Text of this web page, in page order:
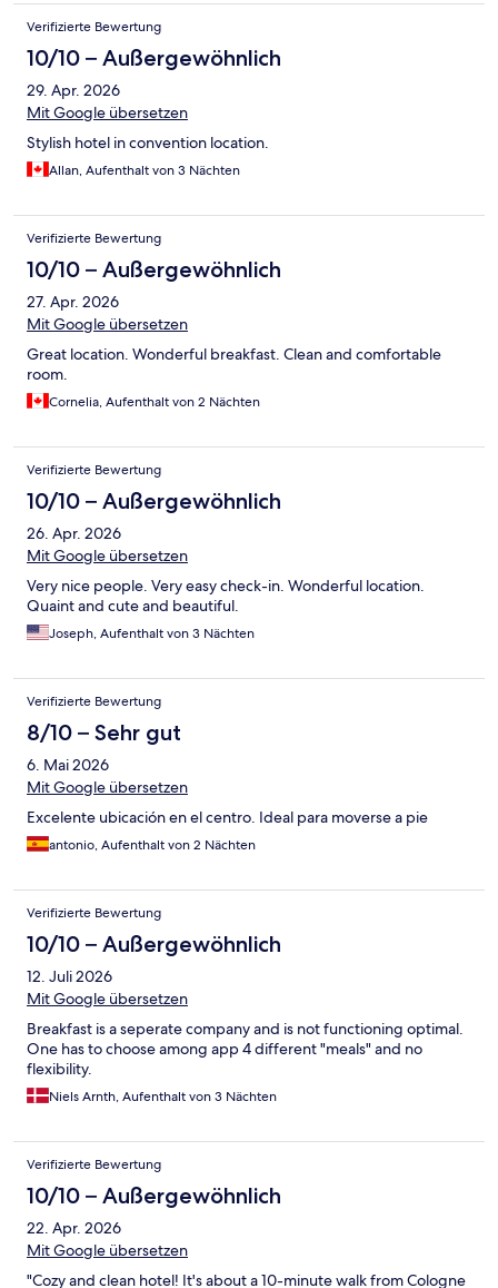
Stockwerke noch darauf dass das Zimmer weitere
Hühnerleitern hat. Es ist auch kein Doppelbett sondern eher ein
französisches Bett. Ansonsten ist das Zimmer abgewohnt und
vieles defekt. Es gibt zwie mini Fernseher, einer davon viel fast
von der Wand und zeigte nur die Hälfte der Programmen an.
Das gesammte Zimmer hat Dachschrägen und dadurch so gut
zum Duschen ist schon fast ein Problem. Das Frühstück ist sehr
einfach gehalten und könnte deutlich mehr Auswahl haben. Die
zeitgemäß.
Verifizierte Bewertung
10/10 – Außergewöhnlich
29. Apr. 2026
Mit Google übersetzen
Stylish hotel in convention location.
Allan, Aufenthalt von 3 Nächten
Verifizierte Bewertung
10/10 – Außergewöhnlich
27. Apr. 2026
Mit Google übersetzen
Great location. Wonderful breakfast. Clean and comfortable
room.
Cornelia, Aufenthalt von 2 Nächten
Verifizierte Bewertung
10/10 – Außergewöhnlich
26. Apr. 2026
Mit Google übersetzen
Very nice people. Very easy check-in. Wonderful location.
Quaint and cute and beautiful.
Joseph, Aufenthalt von 3 Nächten
Verifizierte Bewertung
8/10 – Sehr gut
6. Mai 2026
Mit Google übersetzen
Excelente ubicación en el centro. Ideal para moverse a pie
antonio, Aufenthalt von 2 Nächten
Verifizierte Bewertung
10/10 – Außergewöhnlich
12. Juli 2026
Mit Google übersetzen
Breakfast is a seperate company and is not functioning optimal.
One has to choose among app 4 different "meals" and no
flexibility.
Niels Arnth, Aufenthalt von 3 Nächten
Verifizierte Bewertung
10/10 – Außergewöhnlich
22. Apr. 2026
Mit Google übersetzen
"Cozy and clean hotel! It's about a 10-minute walk from Cologne